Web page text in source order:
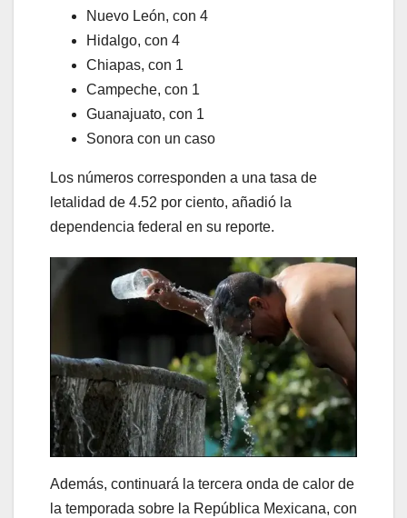
Nuevo León, con 4
Hidalgo, con 4
Chiapas, con 1
Campeche, con 1
Guanajuato, con 1
Sonora con un caso
Los números corresponden a una tasa de
letalidad de 4.52 por ciento, añadió la
dependencia federal en su reporte.
Además, continuará la tercera onda de calor de
la temporada sobre la República Mexicana, con